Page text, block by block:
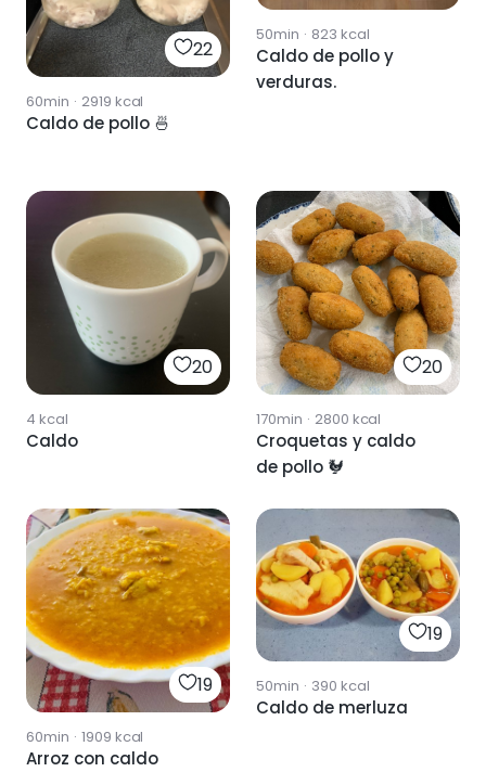
22
60min · 2919 kcal
Caldo de pollo 🍜
50min · 823 kcal
Caldo de pollo y
verduras.
20
4 kcal
Caldo
20
170min · 2800 kcal
Croquetas y caldo
de pollo 🐓
19
60min · 1909 kcal
Arroz con caldo
19
50min · 390 kcal
Caldo de merluza